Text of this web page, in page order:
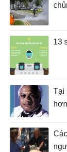
13
Tại